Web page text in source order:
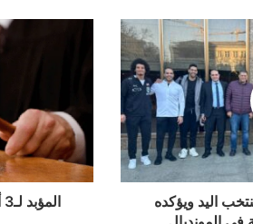
اليد ويؤكده